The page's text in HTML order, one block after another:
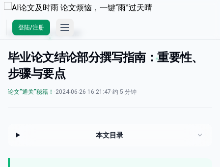
登陆/注册 Open main menu
AI论文及时雨 论文“通关”秘籍！
毕业论文结论部分撰写指南：重要性、
步骤与要点
论文“通关”秘籍！ ·2024-06-26 16:21:47·约 5 分钟
本文目录